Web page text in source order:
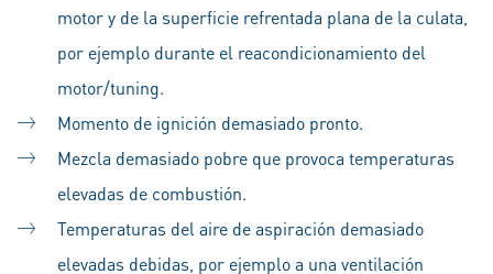
motor y de la superficie refrentada plana de la culata,
por ejemplo durante el reacondicionamiento del
motor/tuning.
Momento de ignición demasiado pronto.
Mezcla demasiado pobre que provoca temperaturas
elevadas de combustión.
Temperaturas del aire de aspiración demasiado
elevadas debidas, por ejemplo a una ventilación